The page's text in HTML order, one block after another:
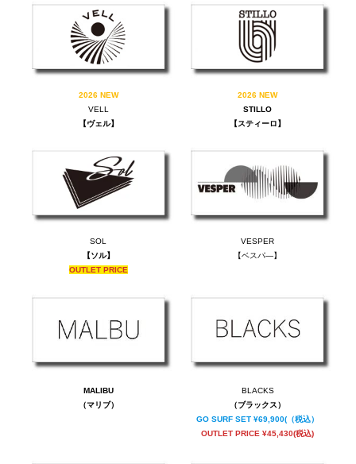
2026 NEW
VELL
【ヴェル】
2026 NEW
STILLO
【スティーロ】
SOL
【ソル】
OUTLET PRICE
VESPER
【ベスパ―】
MALIBU
（マリブ）
BLACKS
（ブラックス）
GO SURF SET ¥69,900(（税込）
OUTLET PRICE ¥45,430(税込)